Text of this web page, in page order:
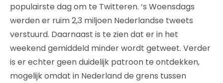
populairste dag om te Twitteren. ‘s Woensdags
werden er ruim 2,3 miljoen Nederlandse tweets
verstuurd. Daarnaast is te zien dat er in het
weekend gemiddeld minder wordt getweet. Verder
is er echter geen duidelijk patroon te ontdekken,
mogelijk omdat in Nederland de grens tussen